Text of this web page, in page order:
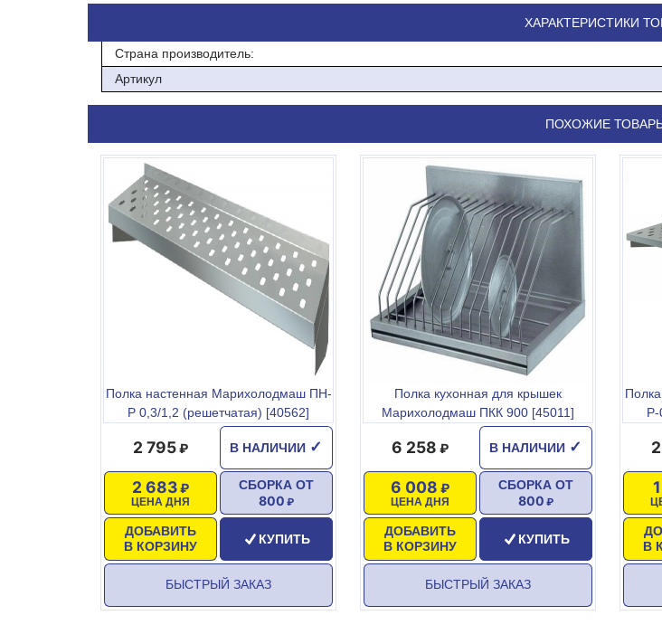
ХАРАКТЕРИСТИКИ
Страна производитель:
Артикул
ПОХОЖИЕ
Полка настенная Марихолодмаш ПН-
Р 0,3/1,2 (решетчатая) [40562]
В НАЛИЧИИ ✓
2 795
ЦЕНА ДНЯ
2 683
ДОБАВИТЬ
В КОРЗИНУ
СБОРКА ОТ
800
КУПИТЬ
БЫСТРЫЙ ЗАКАЗ
Полка кухонная для крышек
Марихолодмаш ПКК 900 [45011]
В НАЛИЧИИ ✓
6 258
ЦЕНА ДНЯ
6 008
ДОБАВИТЬ
В КОРЗИНУ
СБОРКА ОТ
800
КУПИТЬ
БЫСТРЫЙ ЗАКАЗ
Р-
В